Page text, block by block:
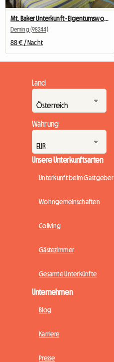
Mt. Baker Unterkunft - Eigentumswohnung Nr. 77
Deming (98244)
88 € / Nacht
Land
Währung
Unsere Unterkunftsarten
Unterkunft beim Gastgeber
Wohngemeinschaften
Coliving
Gästezimmer
Gesamte Unterkünfte
Unternehmen
Blog
Karriere
Presse